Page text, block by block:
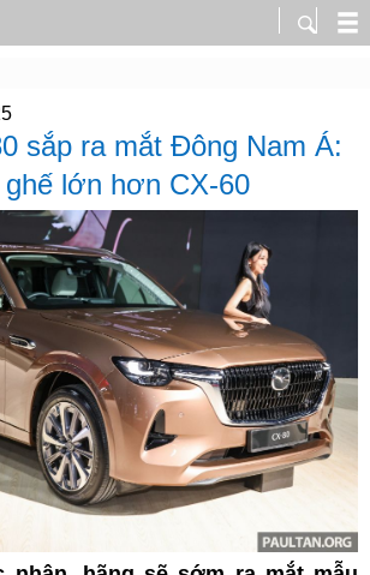
sắp ra mắt Đông Nam Á:
lớn hơn CX-60